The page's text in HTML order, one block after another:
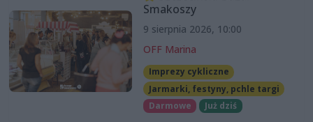
Smakoszy
9 sierpnia 2026, 10:00
OFF Marina
Imprezy cykliczne
Jarmarki, festyny, pchle targi
Darmowe
Już dziś